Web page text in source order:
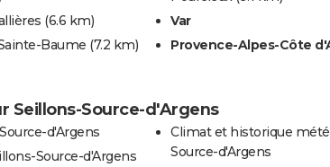
(6.6 km)
Baume (7.2 km)
Var
Provence-Alpes-Côte
Seillons-Source-d'Argens
d'Argens
Source-d'Argens
Climat et historique
Source-d'Argens